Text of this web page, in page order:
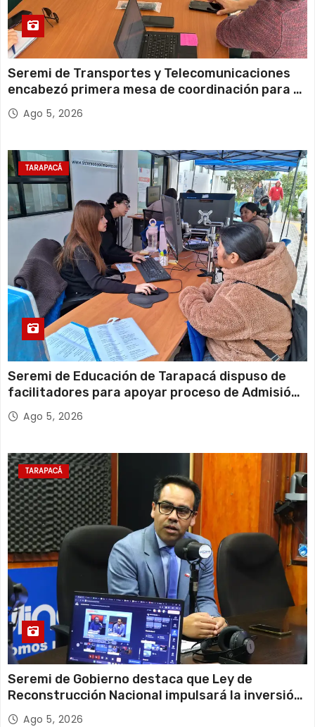
Seremi de Transportes y Telecomunicaciones
encabezó primera mesa de coordinación para el
retiro de cables en desuso en Iquique
Ago 5, 2026
TARAPACÁ
Seremi de Educación de Tarapacá dispuso de
facilitadores para apoyar proceso de Admisión
Escolar 2027
Ago 5, 2026
TARAPACÁ
Seremi de Gobierno destaca que Ley de
Reconstrucción Nacional impulsará la inversión
y el empleo en Tarapacá
Ago 5, 2026